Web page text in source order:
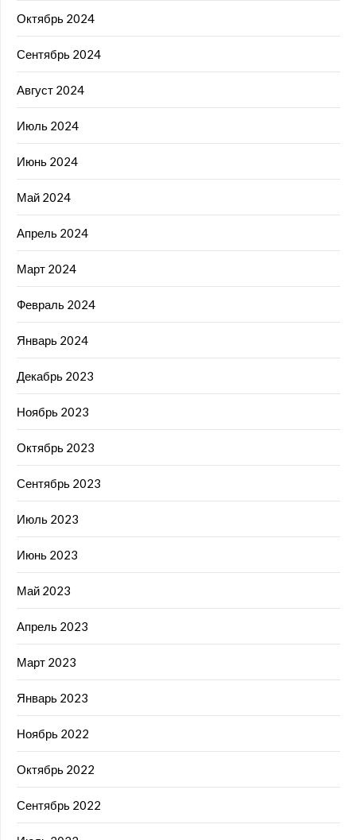
Октябрь 2024
Сентябрь 2024
Август 2024
Июль 2024
Июнь 2024
Май 2024
Апрель 2024
Март 2024
Февраль 2024
Январь 2024
Декабрь 2023
Ноябрь 2023
Октябрь 2023
Сентябрь 2023
Июль 2023
Июнь 2023
Май 2023
Апрель 2023
Март 2023
Январь 2023
Ноябрь 2022
Октябрь 2022
Сентябрь 2022